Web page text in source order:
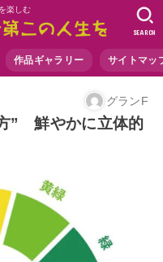
楽しむ
作品ギャラリー サイトマッ
SEARCH
グランF
” 鮮やかに立体的